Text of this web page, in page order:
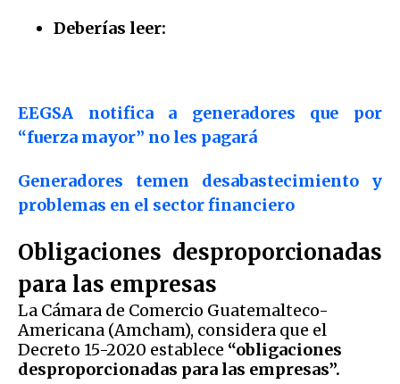
Deberías leer:
EEGSA notifica a generadores que por
“fuerza mayor” no les pagará
Generadores temen desabastecimiento y
problemas en el sector financiero
Obligaciones desproporcionadas
para las empresas
La Cámara de Comercio Guatemalteco-
Americana (Amcham), considera que el
Decreto 15-2020 establece “obligaciones
desproporcionadas para las empresas”.